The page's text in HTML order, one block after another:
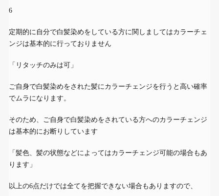
6
定期的に 自分で白髪染めをしている方に関しましてはカラーチェ
ンジは基本的に行っておりません
「リタッチのみは可」
ご自身で白髪染めをされた髪にカラーチェンジを行うと高い確率
でムラになります。
そのため、ご自身で白髪染めをされている方へのカラーチェンジ
は基本的にお断りしています
「髪色、髪の状態などによってはカラーチェンジ可能の場合もあ
ります」
以上の6点だけでは全てを把握できない場合もありますので、